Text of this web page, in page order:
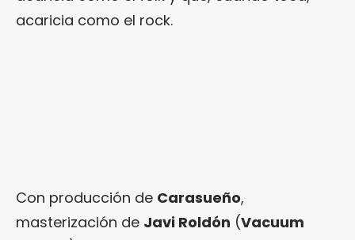
acaricia como el rock.
Con producción de Carasueño,
masterización de Javi Roldón (Vacuum